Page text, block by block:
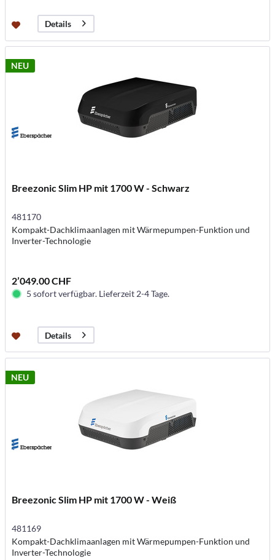
Details
NEU
Breezonic Slim HP mit 1700 W - Schwarz
481170
Kompakt-Dachklimaanlagen mit Wärmepumpen-Funktion und
Inverter-Technologie
2’049.00 CHF
5 sofort verfügbar. Lieferzeit 2-4 Tage.
Details
NEU
Breezonic Slim HP mit 1700 W - Weiß
481169
Kompakt-Dachklimaanlagen mit Wärmepumpen-Funktion und
Inverter-Technologie